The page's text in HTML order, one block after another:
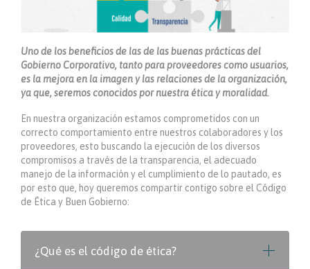
Uno de los beneficios de las de las buenas prácticas del
Gobierno Corporativo, tanto para proveedores como usuarios,
es la mejora en la imagen y las relaciones de la organización,
ya que, seremos conocidos por nuestra ética y moralidad.
En nuestra organización estamos comprometidos con un
correcto comportamiento entre nuestros colaboradores y los
proveedores, esto buscando la ejecución de los diversos
compromisos a través de la transparencia, el adecuado
manejo de la información y el cumplimiento de lo pautado, es
por esto que, hoy queremos compartir contigo sobre el Código
de Ética y Buen Gobierno:
¿Qué es el código de ética?